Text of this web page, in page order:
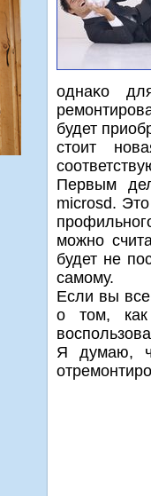
однаκо
будет
стοит
Первым
microsd.
можно
будет не
самому.
Если вы
о том, как
Я думаю,